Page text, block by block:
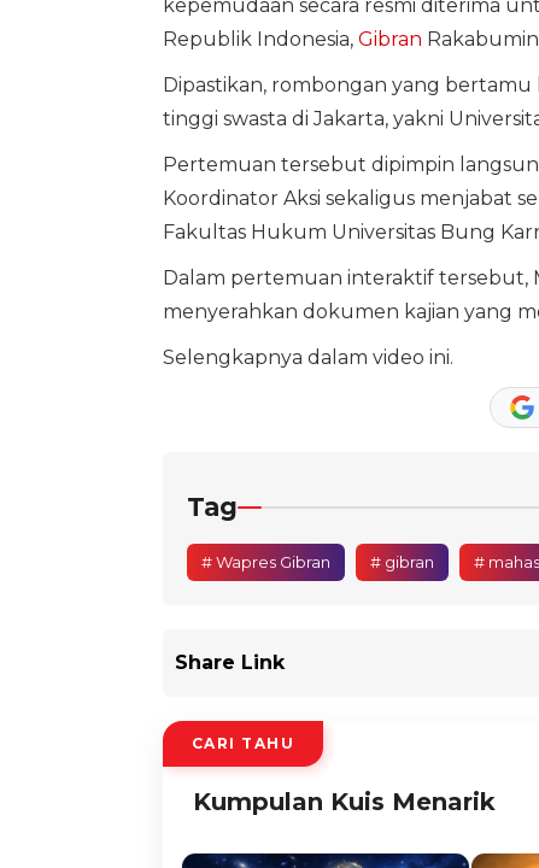
kepemudaan secara resmi diterima
Republik Indonesia, Gibran
Dipastikan, rombongan yang
tinggi swasta di Jakarta, yakni
Pertemuan tersebut dipimpin
Koordinator Aksi sekaligus menjabat
Fakultas Hukum Universitas Bung
Dalam pertemuan interaktif tersebut,
menyerahkan dokumen kajian yang
Selengkapnya dalam video ini.
Tag
# Wapres Gibran # gibran #
Share Link
CARI TAHU
Kumpulan Kuis Menarik